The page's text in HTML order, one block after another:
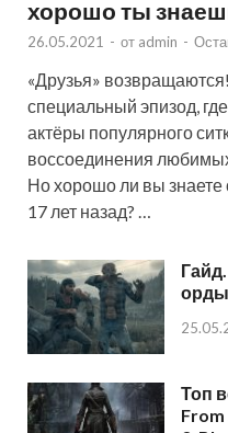
хорошо ты
26.05.2021 - от admin -
«Друзья»
специальный эпизод,
актёры популярного
воссоединения
Но хорошо ли вы знаете
17 лет назад? …
орды
Топ
From